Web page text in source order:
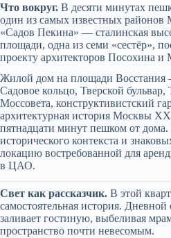
Что вокруг. В десяти минутах
один из самых известных
«Садов Пекина» — сталинская
площади, одна из семи «сестёр»,
проекту архитекторов Посохина и
Жилой дом на площади Восстания
Садовое кольцо, Тверской
Моссовета, конструктивистский
архитектурная история Москвы XX
пятнадцати минут пешком от дома.
исторического контекста и
локацию востребованной для
в ЦАО.
Свет как рассказчик. В этой
самостоятельная история.
заливает гостиную, выбеливая
пространство почти невесомым.